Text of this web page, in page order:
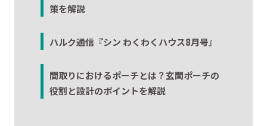
策を解説
ハルク通信『シン わくわくハウス8月号』
間取りにおけるポーチとは？玄関ポーチの
役割と設計のポイントを解説